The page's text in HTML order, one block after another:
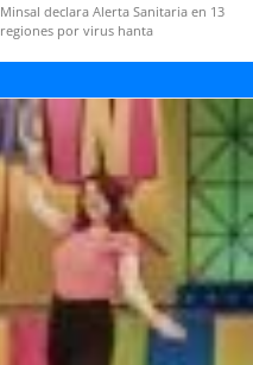
Minsal declara Alerta Sanitaria en 13
regiones por virus hanta